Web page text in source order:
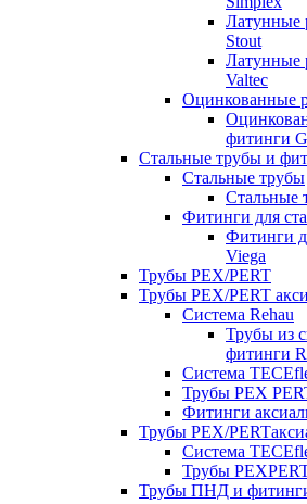
Латунные
Stout
Латунные
Valtec
Оцинкованные
фитинги
Стальные трубы и
Стальные трубы
Стальные
Фитинги для
Фитинги
Viega
Трубы PEX/PERT
Трубы PEX/PERT
Система Rehau
Трубы из
фитинги
Система
Трубы PEX
Фитинги
Трубы PEX/
Система
Трубы
Трубы ПНД и